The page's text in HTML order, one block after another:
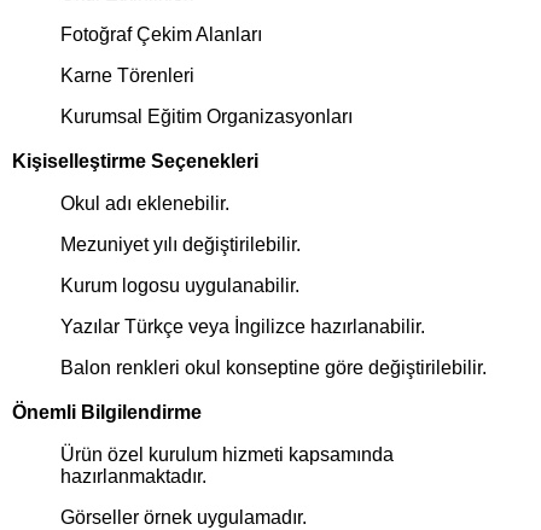
Fotoğraf Çekim Alanları
Karne Törenleri
Kurumsal Eğitim Organizasyonları
Kişiselleştirme Seçenekleri
Okul adı eklenebilir.
Mezuniyet yılı değiştirilebilir.
Kurum logosu uygulanabilir.
Yazılar Türkçe veya İngilizce hazırlanabilir.
Balon renkleri okul konseptine göre değiştirilebilir.
Önemli Bilgilendirme
Ürün özel kurulum hizmeti kapsamında
hazırlanmaktadır.
Görseller örnek uygulamadır.